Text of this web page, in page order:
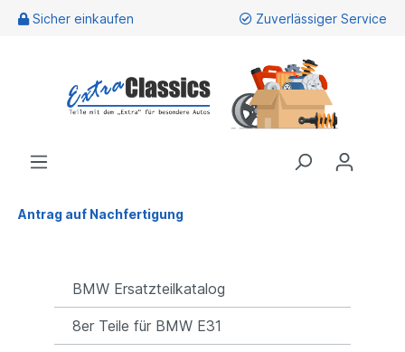
Sicher einkaufen Zuverlässiger Service
Antrag auf Nachfertigung
BMW Ersatzteilkatalog
8er Teile für BMW E31